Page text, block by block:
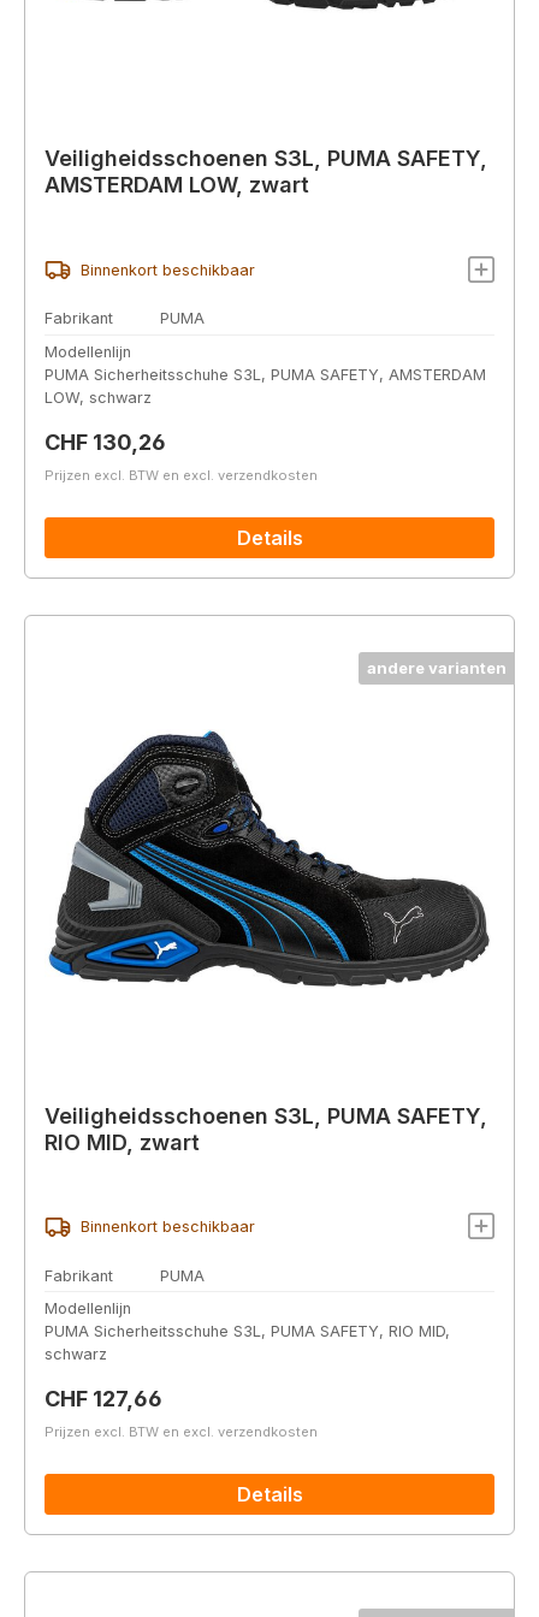
Veiligheidsschoenen S3L, PUMA SAFETY,
AMSTERDAM LOW, zwart
Binnenkort beschikbaar
Fabrikant
PUMA
Modellenlijn
PUMA Sicherheitsschuhe S3L, PUMA SAFETY, AMSTERDAM
LOW, schwarz
Normale prijs:
CHF 130,26
Prijzen excl. BTW en excl. verzendkosten
Details
andere varianten
Veiligheidsschoenen S3L, PUMA SAFETY,
RIO MID, zwart
Binnenkort beschikbaar
Fabrikant
PUMA
Modellenlijn
PUMA Sicherheitsschuhe S3L, PUMA SAFETY, RIO MID,
schwarz
Normale prijs:
CHF 127,66
Prijzen excl. BTW en excl. verzendkosten
Details